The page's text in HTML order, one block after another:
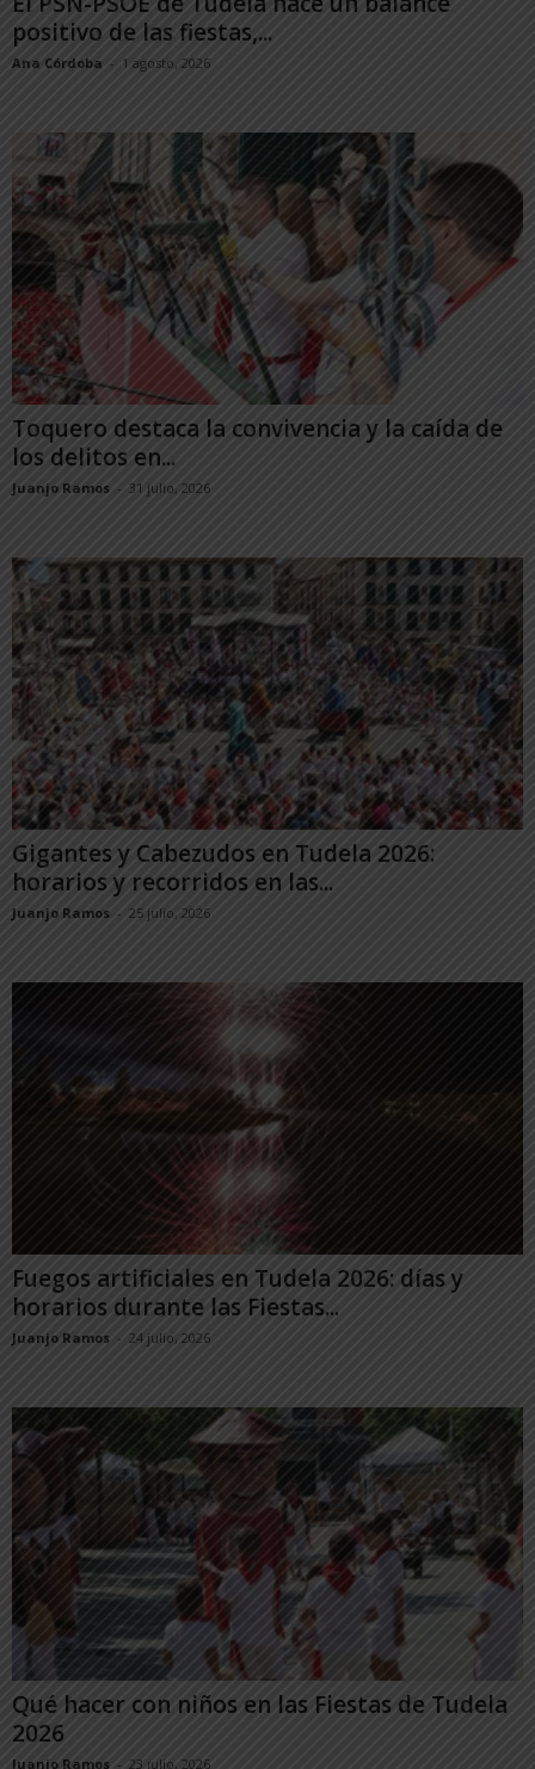
positivo de las fiestas,...
Ana Córdoba - 1 agosto, 2026
Toquero destaca la convivencia y la caída de
los delitos en...
Juanjo Ramos - 31 julio, 2026
Gigantes y Cabezudos en Tudela 2026:
horarios y recorridos en las...
Juanjo Ramos - 25 julio, 2026
Fuegos artificiales en Tudela 2026: días y
horarios durante las Fiestas...
Juanjo Ramos - 24 julio, 2026
Qué hacer con niños en las Fiestas de Tudela
2026
Juanjo Ramos - 23 julio, 2026